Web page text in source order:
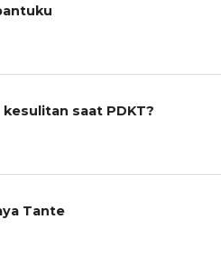
saat PDKT?
Tante